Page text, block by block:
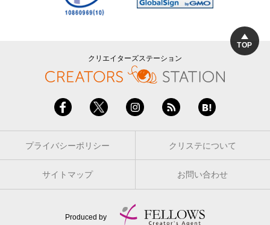
TOP
クリエイターズステーション
プライバシーポリシー クリステについて
サイトマップ お問い合わせ
Produced by